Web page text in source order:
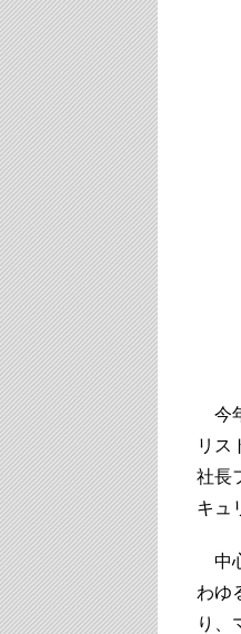
今
リス
社長
キュ
中
わゆ
り、